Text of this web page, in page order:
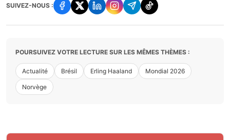
SUIVEZ-NOUS :
POURSUIVEZ VOTRE LECTURE SUR LES MÊMES THÈMES :
Actualité Brésil Erling Haaland Mondial 2026
Norvège